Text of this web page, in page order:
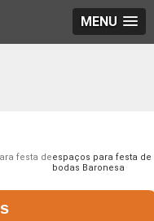
MENU
festa deespaços para festa de
bodas Baronesa